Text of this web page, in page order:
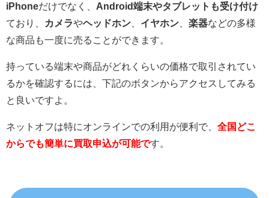
iPhoneだけでなく、 Android端末やタブレットも受け付け
ており、
カメラやヘッドホン イヤホン 楽器などの多様
な商品も一度に売ることができます。
持っている端末や商品がどれくらいの価格で取引されてい
るかを確認するには、下記のボタンからアクセスしてみる
と良いですよ。
ネットオフは特にオンラインでの利用が便利で、 全国どこ
からでも簡単に買取申込が可能です。